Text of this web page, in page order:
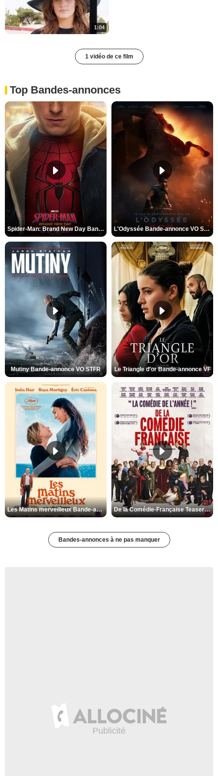
1:04
1 vidéo de ce film
Top Bandes-annonces
Spider-Man: Brand New Day Bande-annonce VO STFR L'Odyssée Bande-annonce VO STFR
Mutiny Bande-annonce VO STFR Le Triangle d'or Bande-annonce VF
Les Matins merveilleux Bande-annonce VF De la Comédie-Française Teaser VF
Bandes-annonces à ne pas manquer